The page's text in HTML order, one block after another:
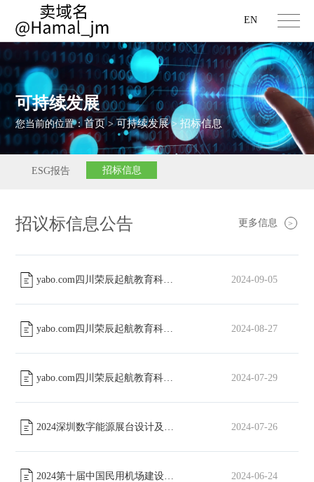
EN
可持续发展
您当前的位置：首页>可持续发展>招标信息
ESG报告 招标信息
招议标信息公告 更多信息 >
yabo.com四川荣辰起航教育科技有限公司工会委员会篮球场改造工程中标公告 2024-09-05
yabo.com四川荣辰起航教育科技有限公司股份有限公司包装类物料招标通知 2024-08-27
yabo.com四川荣辰起航教育科技有限公司工会委员会篮球场改造工程磋商公告 2024-07-29
2024深圳数字能源展台设计及搭建招标通知 [已截止]
2024-07-26
2024第十届中国民用机场建设年会展位搭建招标 [已截止]
2024-06-24